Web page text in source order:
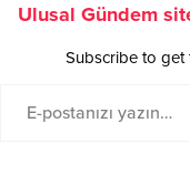
Ulusal Gündem
Subscribe to get